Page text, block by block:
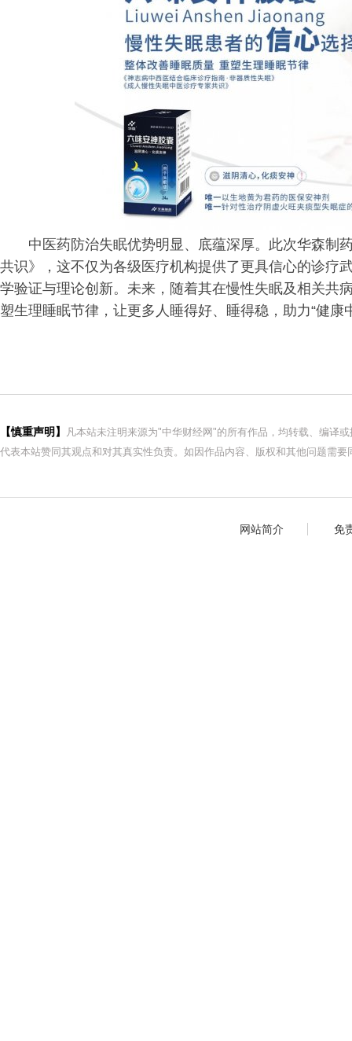
中医药防治失眠优势明显、底蕴深厚。此次华森制
共识》，这不仅为各级医疗机构提供了更具信心的诊疗
学验证与理论创新。未来，随着其在慢性失眠及相关共
塑生理睡眠节律，让更多人睡得好、睡得稳，助力“健康
【慎重声明】
凡本站未注明来源为"中华财经网"的所有作品，均转载、编译
代表本站赞同其观点和对其真实性负责。如因作品内容、版权和其他问题需
网站简介 免